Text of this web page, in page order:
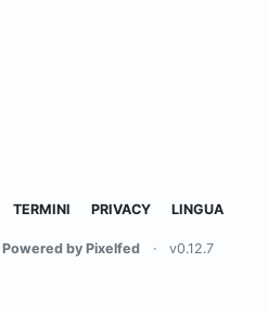
TERMINI PRIVACY LINGUA
Powered by Pixelfed · v0.12.7